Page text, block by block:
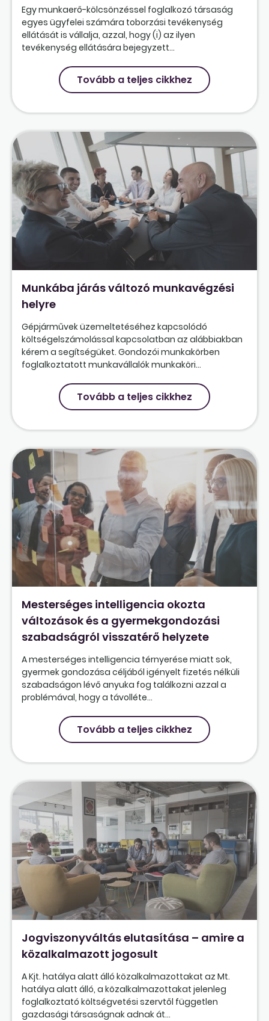
Egy munkaerő-kölcsönzéssel foglalkozó társaság
egyes ügyfelei számára toborzási tevékenység
ellátását is vállalja, azzal, hogy (i) az ilyen
tevékenység ellátására bejegyzett...
Tovább a teljes cikkhez
Munkába járás változó munkavégzési
helyre
Gépjárművek üzemeltetéséhez kapcsolódó
költségelszámolással kapcsolatban az alábbiakban
kérem a segítségüket. Gondozói munkakörben
foglalkoztatott munkavállalók munkaköri...
Tovább a teljes cikkhez
Mesterséges intelligencia okozta
változások és a gyermekgondozási
szabadságról visszatérő helyzete
A mesterséges intelligencia térnyerése miatt sok,
gyermek gondozása céljából igényelt fizetés nélküli
szabadságon lévő anyuka fog találkozni azzal a
problémával, hogy a távolléte...
Tovább a teljes cikkhez
Jogviszonyváltás elutasítása – amire a
közalkalmazott jogosult
A Kjt. hatálya alatt álló közalkalmazottakat az Mt.
hatálya alatt álló, a közalkalmazottakat jelenleg
foglalkoztató költségvetési szervtől független
gazdasági társaságnak adnak át...